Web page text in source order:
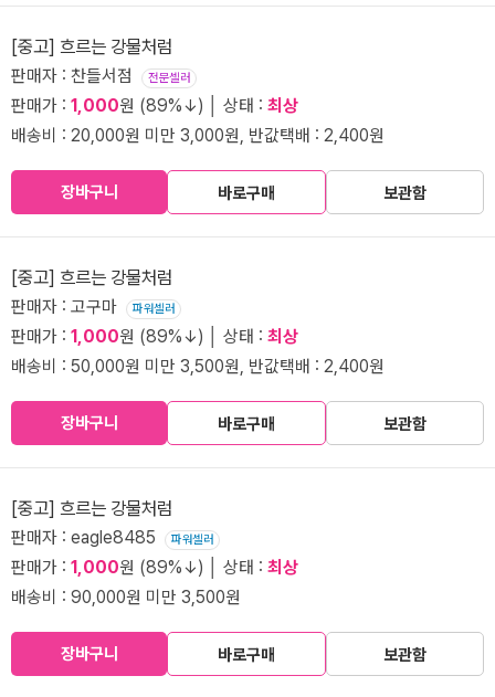
[중고] 흐르는 강물처럼
판매자 : 찬들서점 전문셀러
판매가 : 1,000원 (89%↓) │ 상태 : 최상
배송비 : 20,000원 미만 3,000원, 반값택배 : 2,400원
장바구니 바로구매 보관함
[중고] 흐르는 강물처럼
판매자 : 고구마 파워셀러
판매가 : 1,000원 (89%↓) │ 상태 : 최상
배송비 : 50,000원 미만 3,500원, 반값택배 : 2,400원
장바구니 바로구매 보관함
[중고] 흐르는 강물처럼
판매자 : eagle8485 파워셀러
판매가 : 1,000원 (89%↓) │ 상태 : 최상
배송비 : 90,000원 미만 3,500원
장바구니 바로구매 보관함